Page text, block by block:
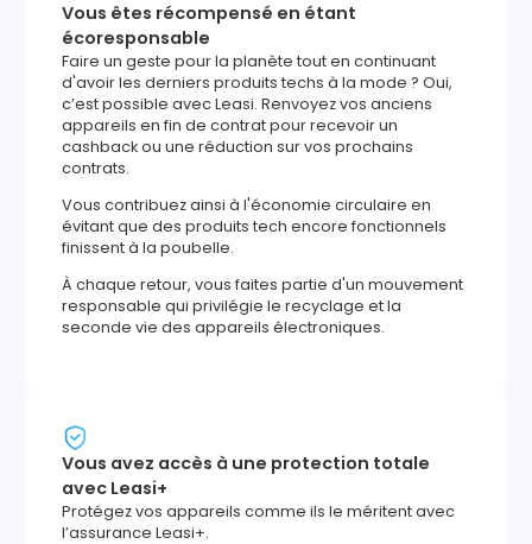
Vous êtes récompensé en étant
écoresponsable
Faire un geste pour la planète tout en continuant
d'avoir les derniers produits techs à la mode ? Oui,
c’est possible avec Leasi. Renvoyez vos anciens
appareils en fin de contrat pour recevoir un
cashback ou une réduction sur vos prochains
contrats.
Vous contribuez ainsi à l'économie circulaire en
évitant que des produits tech encore fonctionnels
finissent à la poubelle.
À chaque retour, vous faites partie d'un mouvement
responsable qui privilégie le recyclage et la
seconde vie des appareils électroniques.
Vous avez accès à une protection totale
avec Leasi+
Protégez vos appareils comme ils le méritent avec
l’assurance Leasi+.